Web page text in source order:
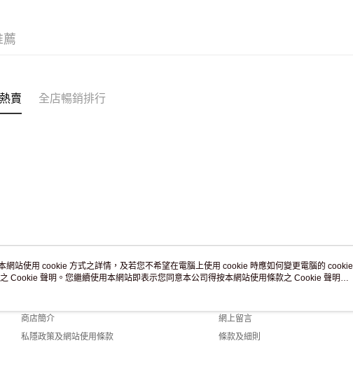
薦
賣 全店暢銷排行
關於我們
商店簡介
私隱政策及網站使用條款
客戶服務
網上留言
條款及細則
網站使用 cookie 方式之詳情，及若您不希望在電腦上使用 cookie 時應如何變更電腦的 cookie
Cookie 聲明。您繼續使用本網站即表示您同意本公司得按本網站使用條款之 Cookie 聲明使